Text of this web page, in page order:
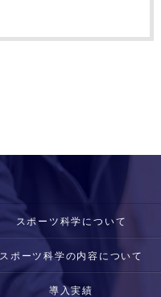
スポーツ科学について
スポーツ科学の内容について
導入実績